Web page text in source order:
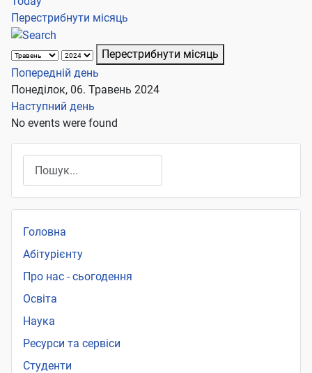
Перестрибнути місяць
Перестрибнути місяць
Попередній день
Понеділок, 06. Травень 2024
Наступний день
No events were found
Головна
Абітурієнту
Про нас - сьогодення
Освіта
Наука
Ресурси та сервіси
Студенти